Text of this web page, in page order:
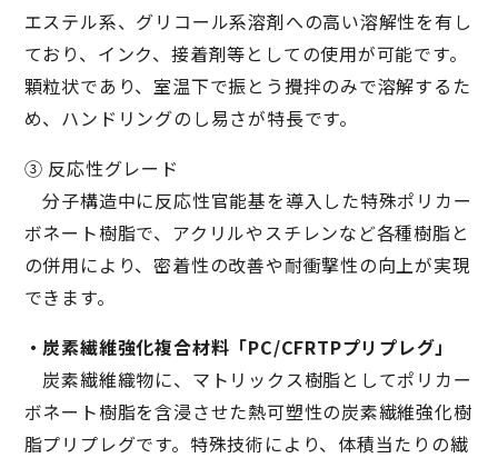
エステル系、グリコール系溶剤への高い溶解性を有し
ており、インク、接着剤等としての使用が可能です。
顆粒状であり、室温下で振とう攪拌のみで溶解するた
め、ハンドリングのし易さが特長です。
③ 反応性グレード
分子構造中に反応性官能基を導入した特殊ポリカー
ボネート樹脂で、アクリルやスチレンなど各種樹脂と
の併用により、密着性の改善や耐衝撃性の向上が実現
できます。
・炭素繊維強化複合材料「PC/CFRTPプリプレグ」
炭素繊維織物に、マトリックス樹脂としてポリカー
ボネート樹脂を含浸させた熱可塑性の炭素繊維強化樹
脂プリプレグです。特殊技術により、体積当たりの繊